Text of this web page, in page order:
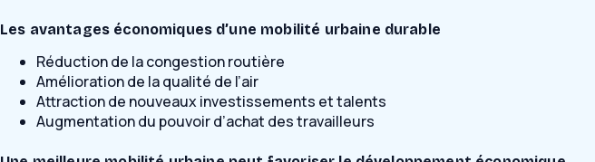
Les avantages économiques d’une mobilité urbaine durable
Réduction de la congestion routière
Amélioration de la qualité de l’air
Attraction de nouveaux investissements et talents
Augmentation du pouvoir d’achat des travailleurs